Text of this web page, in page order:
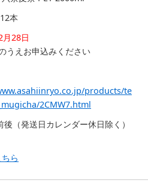
本
28日
うえお申込みください
products/te
2CMW7.html
後（発送日カレンダー休日除く）
ら